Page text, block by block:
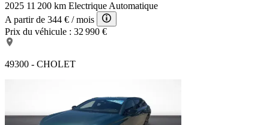
2025 11 200 km Electrique Automatique
A partir de 344 € / mois
Prix du véhicule : 32 990 €
49300 - CHOLET